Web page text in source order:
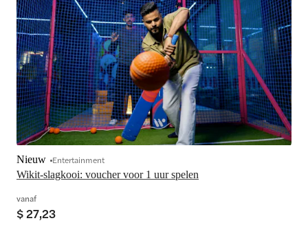
Wikit-slagkooi: voucher voor 1 uur spelen
Nieuw Entertainment
vanaf
$ 27,23